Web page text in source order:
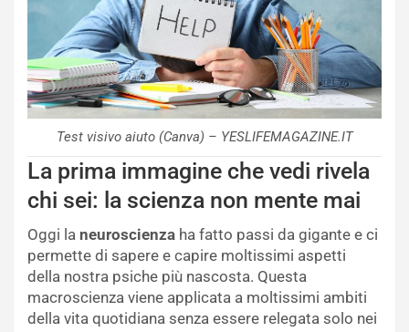
Test visivo aiuto (Canva) – YESLIFEMAGAZINE.IT
La prima immagine che vedi rivela
chi sei: la scienza non mente mai
Oggi la neuroscienza ha fatto passi da gigante e ci
permette di sapere e capire moltissimi aspetti
della nostra psiche più nascosta. Questa
macroscienza viene applicata a moltissimi ambiti
della vita quotidiana senza essere relegata solo nei